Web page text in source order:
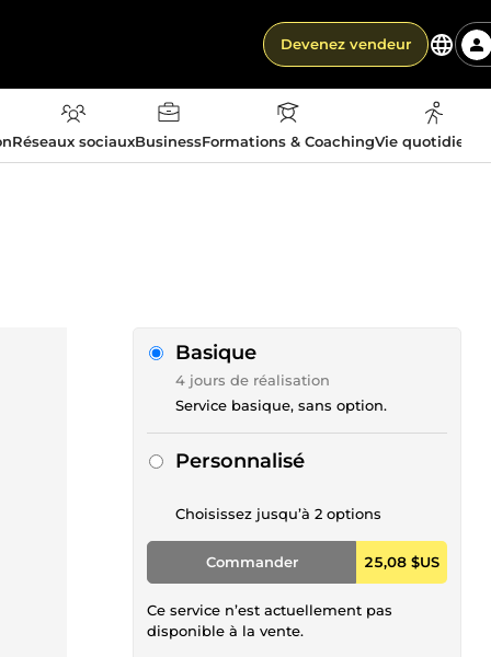
Devenez vendeur
Réseaux sociauxBusinessFormations & CoachingVie
Basique
4 jours de réalisation
Service basique, sans option.
Personnalisé
Choisissez jusqu’à 2 options
Commander 25,08 $US
Ce service n’est actuellement pas
disponible à la vente.